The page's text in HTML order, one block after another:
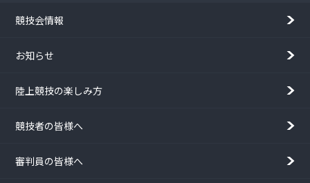
競技会情報
お知らせ
陸上競技の楽しみ方
競技者の皆様へ
審判員の皆様へ